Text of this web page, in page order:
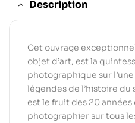
Description
Cet ouvrage
objet d’art, est la
photographique sur
légendes de l’histoire du
est le fruit des 20 années
photographier sur tous